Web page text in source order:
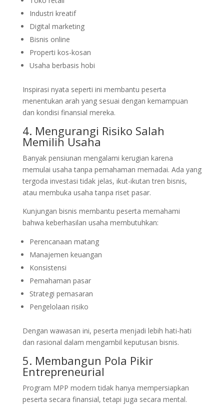
Industri kreatif
Digital marketing
Bisnis online
Properti kos-kosan
Usaha berbasis hobi
Inspirasi nyata seperti ini membantu peserta
menentukan arah yang sesuai dengan kemampuan
dan kondisi finansial mereka.
4. Mengurangi Risiko Salah
Memilih Usaha
Banyak pensiunan mengalami kerugian karena
memulai usaha tanpa pemahaman memadai. Ada yang
tergoda investasi tidak jelas, ikut-ikutan tren bisnis,
atau membuka usaha tanpa riset pasar.
Kunjungan bisnis membantu peserta memahami
bahwa keberhasilan usaha membutuhkan:
Perencanaan matang
Manajemen keuangan
Konsistensi
Pemahaman pasar
Strategi pemasaran
Pengelolaan risiko
Dengan wawasan ini, peserta menjadi lebih hati-hati
dan rasional dalam mengambil keputusan bisnis.
5. Membangun Pola Pikir
Entrepreneurial
Program MPP modern tidak hanya mempersiapkan
peserta secara finansial, tetapi juga secara mental.